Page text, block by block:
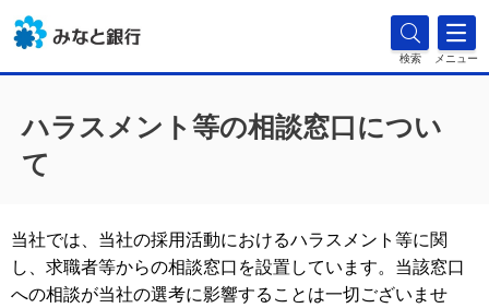
検索 メニュー
ハラスメント等の相談窓口につい
て
当社では、当社の採用活動におけるハラスメント等に関
し、求職者等からの相談窓口を設置しています。当該窓口
への相談が当社の選考に影響することは一切ございませ